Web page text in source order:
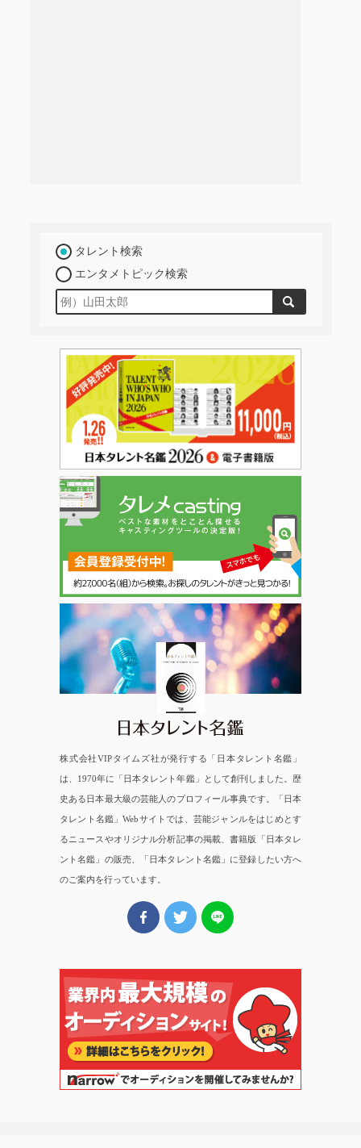
タレント検索
エンタメトピック検索
日本タレント名鑑
株式会社VIPタイムズ社が発行する「日本タレント名鑑」
は、1970年に「日本タレント年鑑」として創刊しました。歴
史ある日本最大級の芸能人のプロフィール事典です。「日本
タレント名鑑」Webサイトでは、芸能ジャンルをはじめとす
るニュースやオリジナル分析記事の掲載、書籍版「日本タレ
ント名鑑」の販売、「日本タレント名鑑」に登録したい方へ
のご案内を行っています。